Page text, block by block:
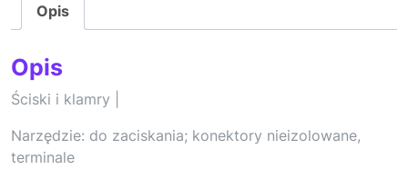
Opis
Opis
Ściski i klamry |
Narzędzie: do zaciskania; konektory nieizolowane,
terminale